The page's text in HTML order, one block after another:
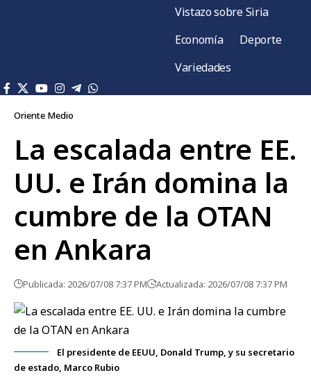
Vistazo sobre Siria
Economía
Deporte
Variedades
Oriente Medio
La escalada entre EE.
UU. e Irán domina la
cumbre de la OTAN
en Ankara
Publicada: 2026/07/08 7:37 PM Actualizada: 2026/07/08 7:37 PM
El presidente de EEUU, Donald Trump, y su secretario
de estado, Marco Rubio